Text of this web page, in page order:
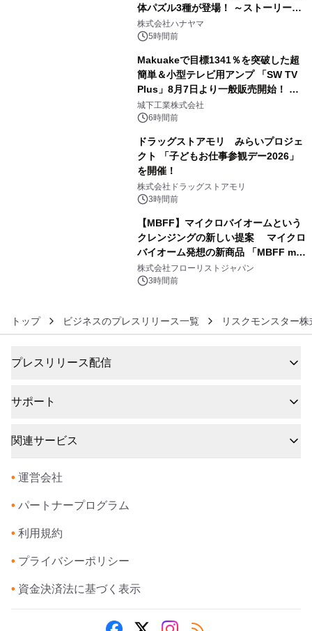
体パズル3種が登場！ ～ストーリーと
ギミックが融合した 大人の体験型パズ
ルが8月7日(金)12時より先行予約受付
株式会社ハナヤマ
5時間前
Makuakeで目標1341％を突破した超
簡単＆小型テレビ用アンプ 「SW TV
Plus」8月7日より一般販売開始！ ケ
ーブル1本つなぐだけ、テレビの音が
ぐっと豊かに
城下工業株式会社
6時間前
ドラッグストアモリ みらいプロジェ
クト 「子どもお仕事参観デー2026」
を開催！
株式会社ドラッグストアモリ
3時間前
【MBFF】マイクロバイオームという
クレンジングの新しい提案 マイクロ
バイオーム発想の新商品 「MBFF mb
クレンジングPRO」を2026年8月6日
発売
株式会社フローリストジャパン
3時間前
トップ ビジネスのプレスリリース一覧 リスクモンスター株
プレスリリース配信
サポート
関連サービス
• 運営会社
• パートナープログラム
• 利用規約
• プライバシーポリシー
• 資金決済法に基づく表示